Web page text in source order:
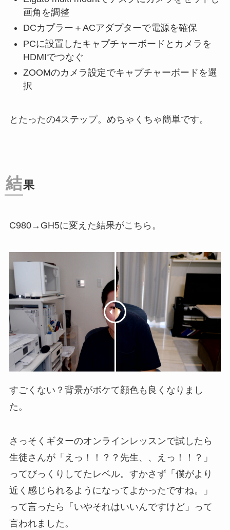
画角を調整
DCカプラー＋ACアダプターで電源を確保
PCに設置したキャプチャーボードとカメラを
HDMIでつなぐ
ZOOMのカメラ設定でキャプチャーボードを選
択
とたったの4ステップ。めちゃくちゃ簡単です。
結果
C980→GH5に変えた結果がこちら。
すごくない？背景がボケて顔色も良くなりまし
た。
さっそくギターのオンラインレッスンで試したら
生徒さんが「えっ！！？？先生、、えっ！！？」
ってびっくりしてたレベル。すかさず「僕がより
近く感じられるようになってよかったですね。」
って言ったら「いやそれはいいんですけど」って
言われました。